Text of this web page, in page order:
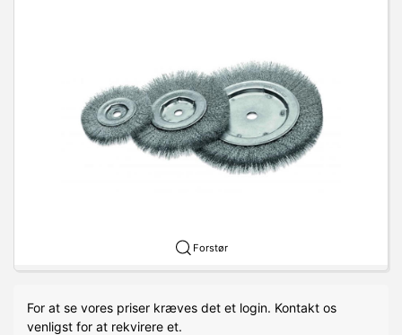
Forstør
For at se vores priser kræves det et login. Kontakt os
venligst for at rekvirere et.